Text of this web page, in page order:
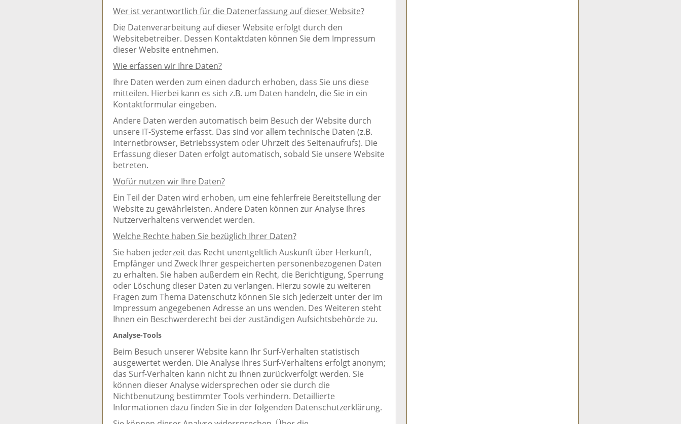
Wer ist verantwortlich für die Datenerfassung auf dieser Website?
Die Datenverarbeitung auf dieser Website erfolgt durch den
Websitebetreiber. Dessen Kontaktdaten können Sie dem Impressum
dieser Website entnehmen.
Wie erfassen wir Ihre Daten?
Ihre Daten werden zum einen dadurch erhoben, dass Sie uns diese
mitteilen. Hierbei kann es sich z.B. um Daten handeln, die Sie in ein
Kontaktformular eingeben.
Andere Daten werden automatisch beim Besuch der Website durch
unsere IT-Systeme erfasst. Das sind vor allem technische Daten (z.B.
Internetbrowser, Betriebssystem oder Uhrzeit des Seitenaufrufs). Die
Erfassung dieser Daten erfolgt automatisch, sobald Sie unsere Website
betreten.
Wofür nutzen wir Ihre Daten?
Ein Teil der Daten wird erhoben, um eine fehlerfreie Bereitstellung der
Website zu gewährleisten. Andere Daten können zur Analyse Ihres
Nutzerverhaltens verwendet werden.
Welche Rechte haben Sie bezüglich Ihrer Daten?
Sie haben jederzeit das Recht unentgeltlich Auskunft über Herkunft,
Empfänger und Zweck Ihrer gespeicherten personenbezogenen Daten
zu erhalten. Sie haben außerdem ein Recht, die Berichtigung, Sperrung
oder Löschung dieser Daten zu verlangen. Hierzu sowie zu weiteren
Fragen zum Thema Datenschutz können Sie sich jederzeit unter der im
Impressum angegebenen Adresse an uns wenden. Des Weiteren steht
Ihnen ein Beschwerderecht bei der zuständigen Aufsichtsbehörde zu.
Analyse-Tools
Beim Besuch unserer Website kann Ihr Surf-Verhalten statistisch
ausgewertet werden. Die Analyse Ihres Surf-Verhaltens erfolgt anonym;
das Surf-Verhalten kann nicht zu Ihnen zurückverfolgt werden. Sie
können dieser Analyse widersprechen oder sie durch die
Nichtbenutzung bestimmter Tools verhindern. Detaillierte
Informationen dazu finden Sie in der folgenden Datenschutzerklärung.